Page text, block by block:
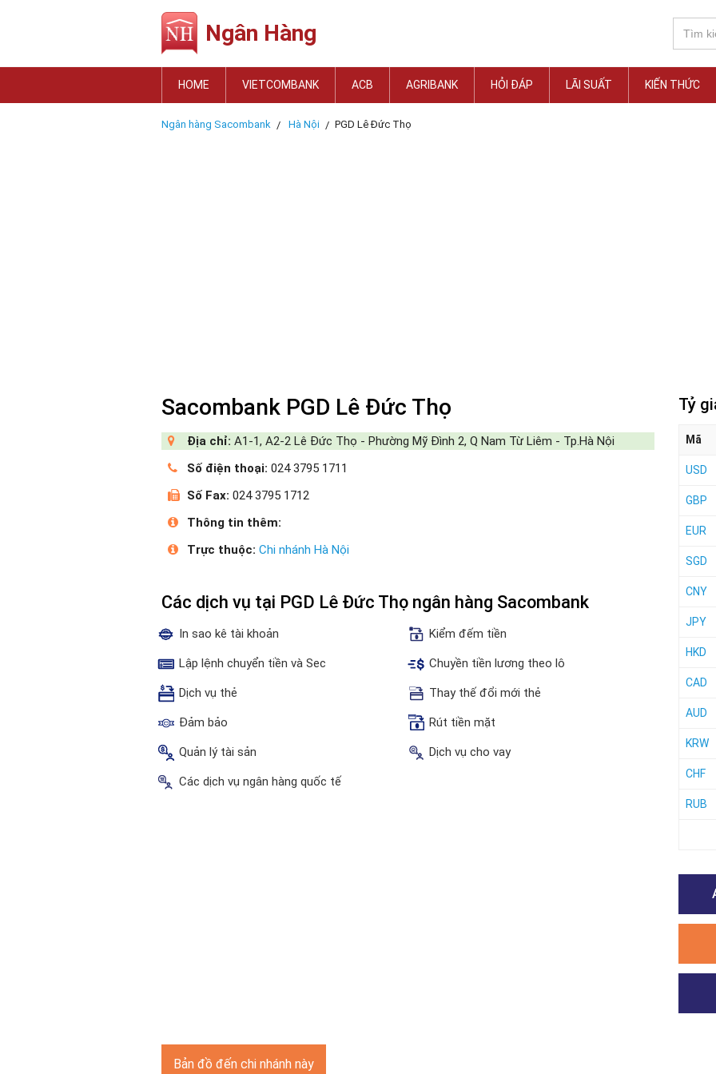
Ngân Hàng
HOME VIETCOMBANK ACB AGRIBANK HỎI ĐÁP LÃI SUẤT KIẾN THỨC
Ngân hàng Sacombank Hà Nội PGD Lê Đức Thọ
Sacombank PGD Lê Đức Thọ
Địa chỉ: A1-1, A2-2 Lê Đức Thọ - Phường Mỹ Đình 2, Q Nam Từ Liêm - Tp.Hà Nội
Số điện thoại: 024 3795 1711
Số Fax: 024 3795 1712
Thông tin thêm:
Trực thuộc: Chi nhánh Hà Nội
Các dịch vụ tại PGD Lê Đức Thọ ngân hàng Sacombank
In sao kê tài khoản Kiểm đếm tiền
Lập lệnh chuyển tiền và Sec Chuyền tiền lương theo lô
Dịch vụ thẻ Thay thế đổi mới thẻ
Đảm bảo Rút tiền mặt
Quản lý tài sản Dịch vụ cho vay
Các dịch vụ ngân hàng quốc tế
Bản đồ đến chi nhánh này
Tỷ
Mã
USD
GBP
EUR
SGD
CNY
JPY
HKD
CAD
AUD
KRW
CHF
RUB